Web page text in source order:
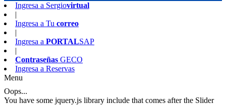
Ingresa a Sergiovirtual
|
Ingresa a Tu correo
|
Ingresa a PORTALSAP
|
Contraseñas GECO
Ingresa a Reservas
Menu
Oops...
You have some jquery.js library include that comes after the Slider